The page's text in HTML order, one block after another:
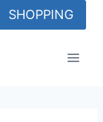
SHOPPING